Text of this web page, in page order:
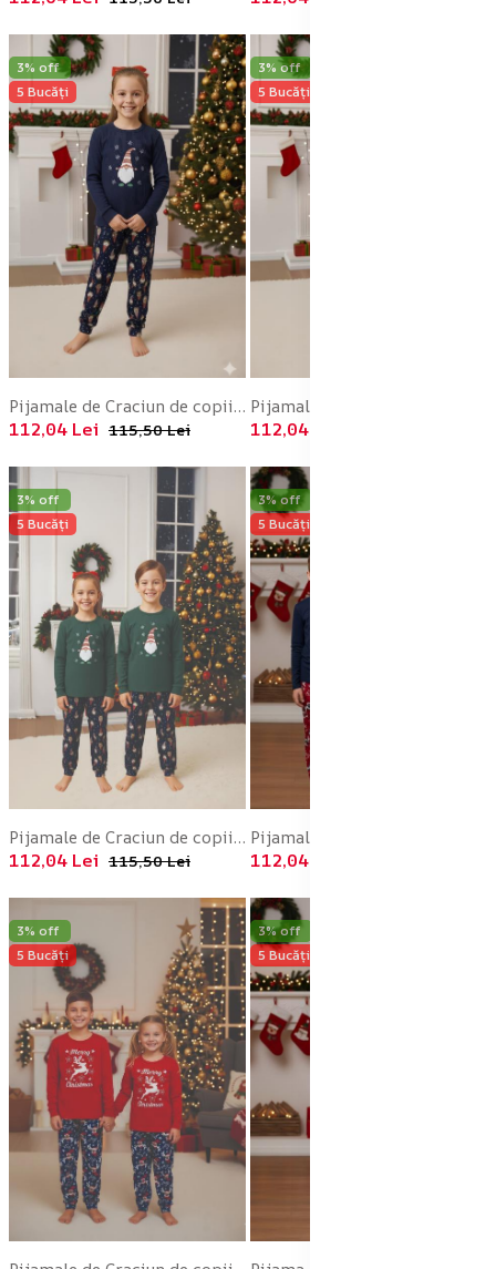
3% off
5 Bucăți
Pijamale de Craciun de copii,cu maneci si pantaloni lungi ,imprimeu pitic si fulgi de zapada ,En-gros
112,04 Lei 115,50 Lei
3% off
5 Bucăți
112,04 Lei
3% off
5 Bucăți
Pijamale de Craciun de copii,cu maneci si pantaloni lungi ,imprimeu pitic si fulg de zapada ,En-gros
112,04 Lei 115,50 Lei
3% off
5 Bucăți
112,04 Lei
3% off
5 Bucăți
3% off
5 Bucăți